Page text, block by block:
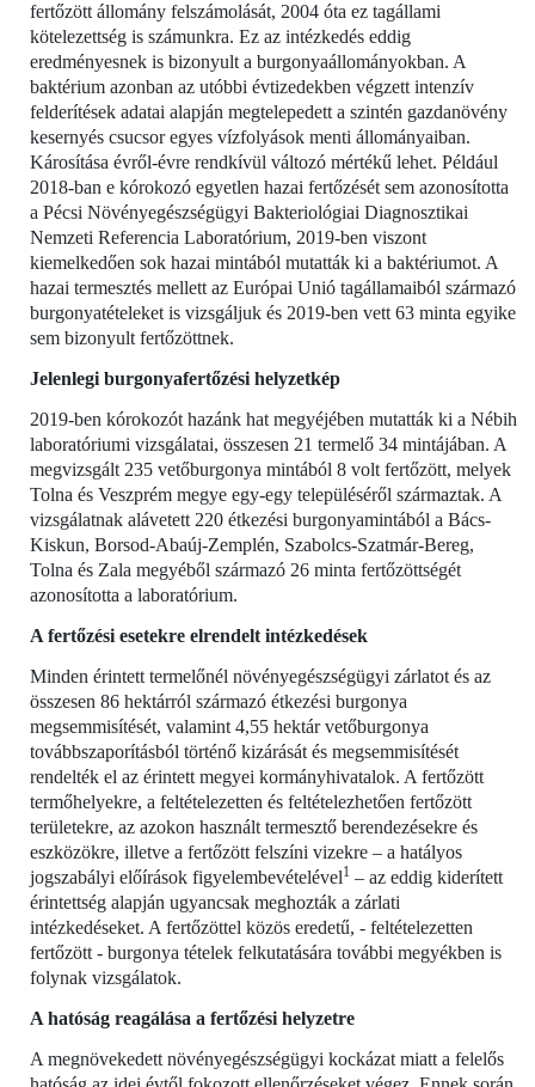
fertőzött állomány felszámolását, 2004 óta ez tagállami
kötelezettség is számunkra. Ez az intézkedés eddig
eredményesnek is bizonyult a burgonyaállományokban. A
baktérium azonban az utóbbi évtizedekben végzett intenzív
felderítések adatai alapján megtelepedett a szintén gazdanövény
kesernyés csucsor egyes vízfolyások menti állományaiban.
Károsítása évről-évre rendkívül változó mértékű lehet. Például
2018-ban e kórokozó egyetlen hazai fertőzését sem azonosította
a Pécsi Növényegészségügyi Bakteriológiai Diagnosztikai
Nemzeti Referencia Laboratórium, 2019-ben viszont
kiemelkedően sok hazai mintából mutatták ki a baktériumot. A
hazai termesztés mellett az Európai Unió tagállamaiból származó
burgonyatételeket is vizsgáljuk és 2019-ben vett 63 minta egyike
sem bizonyult fertőzöttnek.
Jelenlegi burgonyafertőzési helyzetkép
2019-ben kórokozót hazánk hat megyéjében mutatták ki a Nébih
laboratóriumi vizsgálatai, összesen 21 termelő 34 mintájában. A
megvizsgált 235 vetőburgonya mintából 8 volt fertőzött, melyek
Tolna és Veszprém megye egy-egy településéről származtak. A
vizsgálatnak alávetett 220 étkezési burgonyamintából a Bács-
Kiskun, Borsod-Abaúj-Zemplén, Szabolcs-Szatmár-Bereg,
Tolna és Zala megyéből származó 26 minta fertőzöttségét
azonosította a laboratórium.
A fertőzési esetekre elrendelt intézkedések
Minden érintett termelőnél növényegészségügyi zárlatot és az
összesen 86 hektárról származó étkezési burgonya
megsemmisítését, valamint 4,55 hektár vetőburgonya
továbbszaporításból történő kizárását és megsemmisítését
rendelték el az érintett megyei kormányhivatalok. A fertőzött
termőhelyekre, a feltételezetten és feltételezhetően fertőzött
területekre, az azokon használt termesztő berendezésekre és
eszközökre, illetve a fertőzött felszíni vizekre – a hatályos
jogszabályi előírások figyelembevételével1 – az eddig kiderített
érintettség alapján ugyancsak meghozták a zárlati
intézkedéseket. A fertőzöttel közös eredetű, - feltételezetten
fertőzött - burgonya tételek felkutatására további megyékben is
folynak vizsgálatok.
A hatóság reagálása a fertőzési helyzetre
A megnövekedett növényegészségügyi kockázat miatt a felelős